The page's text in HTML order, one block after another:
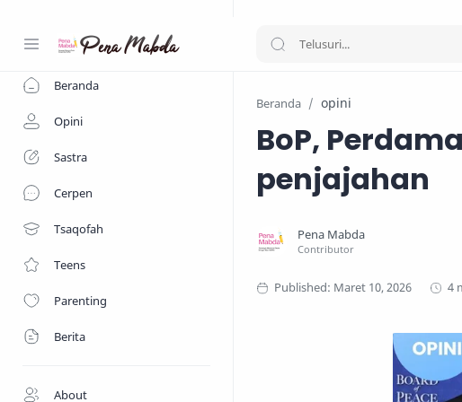
Beranda
Opini
Sastra
Cerpen
Tsaqofah
Teens
Parenting
Berita
About
Beranda opini
BoP,
penjajahan
4